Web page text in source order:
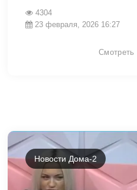
4304
23 февраля, 2026 16:27
Смотреть
Новости Дома-2